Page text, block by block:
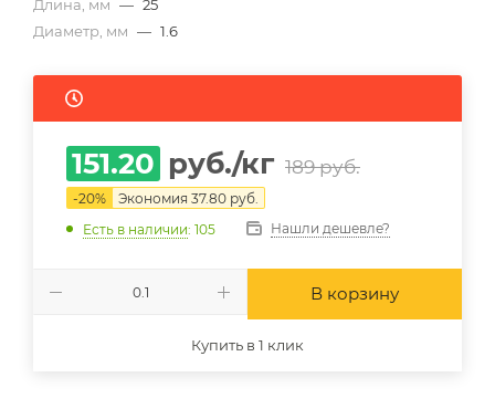
Длина, мм — 25
Диаметр, мм — 1.6
151.20 руб./кг 189руб.
-20% Экономия 37.80 руб.
Есть в наличии: 105 Нашли дешевле?
В корзину
Купить в 1 клик